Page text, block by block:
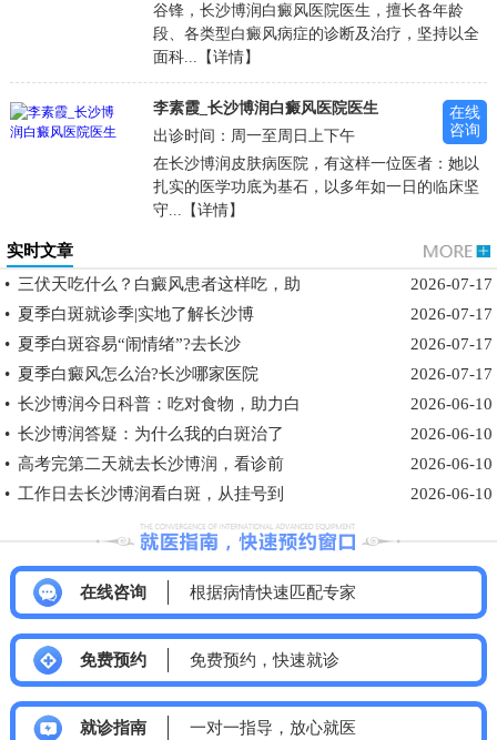
谷锋，长沙博润白癜风医院医生，擅长各年龄
段、各类型白癜风病症的诊断及治疗，坚持以全
面科...【详情】
李素霞_长沙博润白癜风医院医生
出诊时间：周一至周日上下午
在线
咨询
在长沙博润皮肤病医院，有这样一位医者：她以
扎实的医学功底为基石，以多年如一日的临床坚
守...【详情】
实时文章
• 三伏天吃什么？白癜风患者这样吃，助
2026-07-17
• 夏季白斑就诊季|实地了解长沙博
2026-07-17
• 夏季白斑容易“闹情绪”?去长沙
2026-07-17
• 夏季白癜风怎么治?长沙哪家医院
2026-07-17
• 长沙博润今日科普：吃对食物，助力白
2026-06-10
• 长沙博润答疑：为什么我的白斑治了
2026-06-10
• 高考完第二天就去长沙博润，看诊前
2026-06-10
• 工作日去长沙博润看白斑，从挂号到 2026-06-10
在线咨询 根据病情快速匹配专家
免费预约 免费预约，快速就诊
就诊指南 一对一指导，放心就医